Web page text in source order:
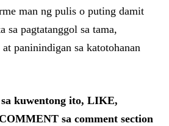
man ng pulis o puting damit
pagtatanggol sa tama,
paninindigan sa katotohanan
kuwentong ito, LIKE,
sa comment section